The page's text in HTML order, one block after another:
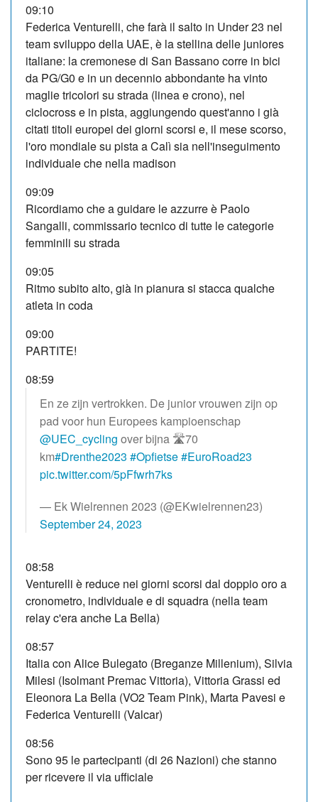
09:10
Federica Venturelli, che farà il salto in Under 23 nel
team sviluppo della UAE, è la stellina delle juniores
italiane: la cremonese di San Bassano corre in bici
da PG/G0 e in un decennio abbondante ha vinto
maglie tricolori su strada (linea e crono), nel
ciclocross e in pista, aggiungendo quest'anno i già
citati titoli europei dei giorni scorsi e, il mese scorso,
l'oro mondiale su pista a Calì sia nell'inseguimento
individuale che nella madison
09:09
Ricordiamo che a guidare le azzurre è Paolo
Sangalli, commissario tecnico di tutte le categorie
femminili su strada
09:05
Ritmo subito alto, già in pianura si stacca qualche
atleta in coda
09:00
PARTITE!
08:59
En ze zijn vertrokken. De junior vrouwen zijn op
pad voor hun Europees kampioenschap
@UEC_cycling over bijna 🛣️70
km#Drenthe2023 #Opfietse#EuroRoad23
pic.twitter.com/5pFfwrh7ks
— Ek Wielrennen 2023 (@EKwielrennen23)
September 24, 2023
08:58
Venturelli è reduce nei giorni scorsi dal doppio oro a
cronometro, individuale e di squadra (nella team
relay c'era anche La Bella)
08:57
Italia con Alice Bulegato (Breganze Millenium), Silvia
Milesi (Isolmant Premac Vittoria), Vittoria Grassi ed
Eleonora La Bella (VO2 Team Pink), Marta Pavesi e
Federica Venturelli (Valcar)
08:56
Sono 95 le partecipanti (di 26 Nazioni) che stanno
per ricevere il via ufficiale